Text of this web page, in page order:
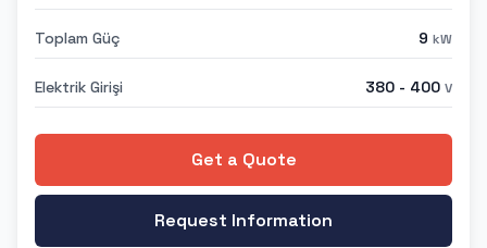
Toplam Güç 9 kW
Elektrik Girişi 380 - 400 V
Get a Quote
Request Information